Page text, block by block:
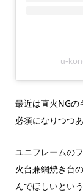
u-
最近は直火NGの
必須になりつつあ
ユニフレームの
火台兼網焼き台
んでほしいとい